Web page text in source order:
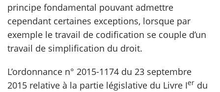
principe fondamental pouvant admettre
cependant certaines exceptions, lorsque par
exemple le travail de codification se couple d’un
travail de simplification du droit.
L’ordonnance n° 2015-1174 du 23 septembre
2015 relative à la partie législative du Livre Ier du